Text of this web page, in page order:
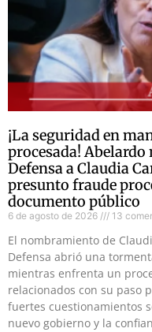
¡La seguridad en
procesada!
Defensa a Claudia
presunto fraude
documento público
6 de agosto de 2026 13
El nombramiento de
Defensa abrió una
mientras enfrenta un
relacionados con su paso
fuertes cuestionamientos
nuevo gobierno y la